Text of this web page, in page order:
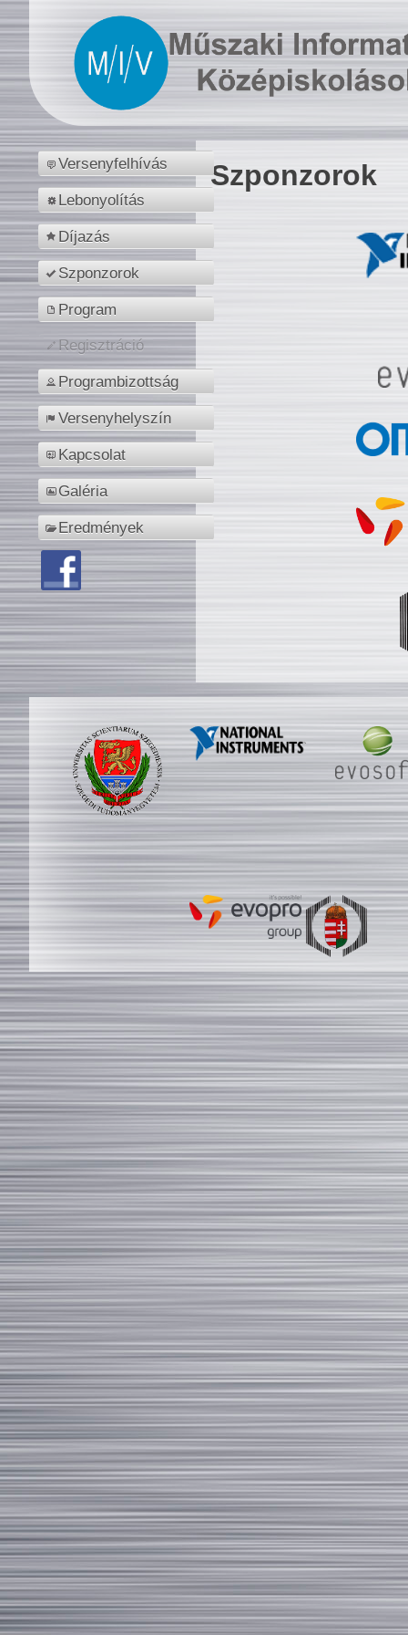
Versenyfelhívás
Lebonyolítás
Díjazás
Szponzorok
Program
Regisztráció
Programbizottság
Versenyhelyszín
Kapcsolat
Galéria
Eredmények
Szponzorok